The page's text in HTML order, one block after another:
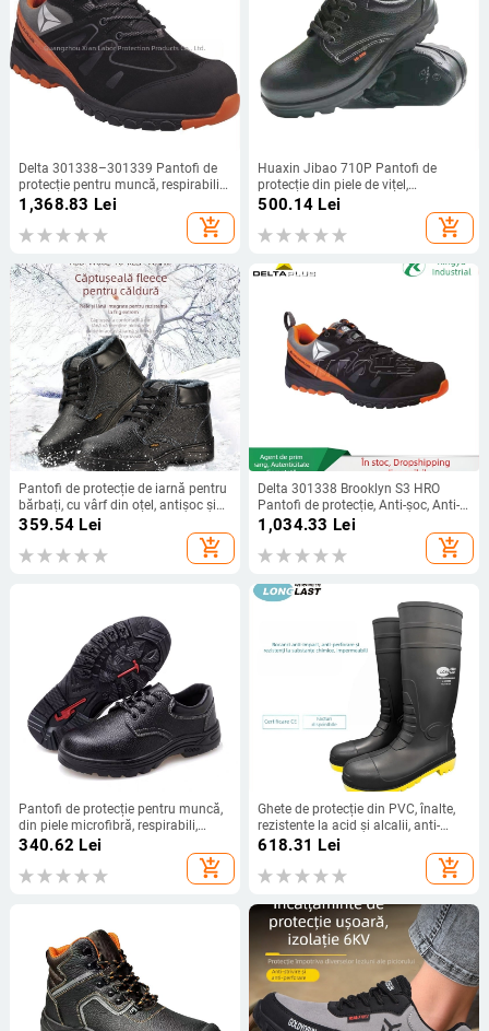
Delta 301338–301339 Pantofi de
protecție pentru muncă, respirabili
pentru exterior, anti-strivire și anti-
perforație, pantofi de siguranță
înalți
1,368.83 Lei
add_shopping_cart
Huaxin Jibao 710P Pantofi de
protecție din piele de vițel,
respirabili, anti‑șoc și
anti‑perforație, cu vârf din oțel,
profil redus
500.14 Lei
add_shopping_cart
Pantofi de protecție de iarnă pentru
bărbați, cu vârf din oțel, antișoc și
anti-perforație, impermeabili,
rezistenți la uzură, căptușiți cu
fleece pentru frig
359.54 Lei
add_shopping_cart
Delta 301338 Brooklyn S3 HRO
Pantofi de protecție, Anti-șoc, Anti-
perforație, Anti-static, Vârf din
material compozit
1,034.33 Lei
add_shopping_cart
Pantofi de protecție pentru muncă,
din piele microfibră, respirabili,
protecție la lovire, durabili,
340.62 Lei
add_shopping_cart
Ghete de protecție din PVC, înalte,
rezistente la acid și alcalii, anti-
perforație, anti-strivire, anti-static,
618.31 Lei
add_shopping_cart